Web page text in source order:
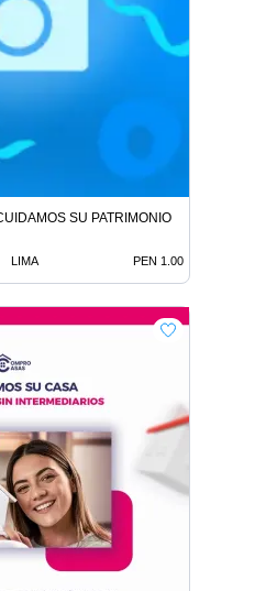
SU PATRIMONIO
LIMA PEN 1.00